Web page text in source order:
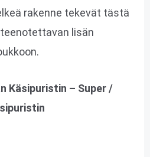
rakenne tekevät tästä
lisän
Käsipuristin – Super /